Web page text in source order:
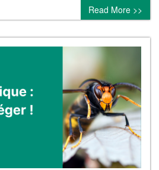
Read More >>